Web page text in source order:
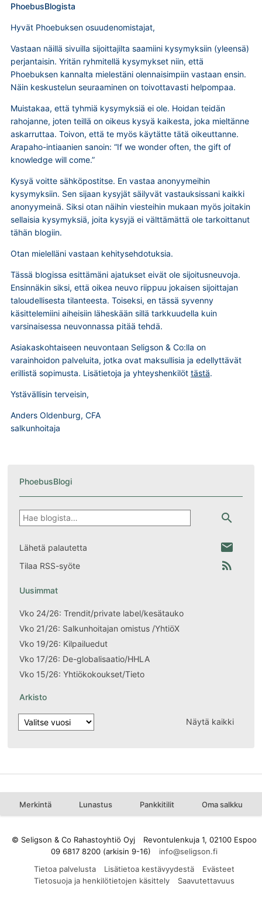
PhoebusBlogista
Hyvät Phoebuksen osuudenomistajat,
Vastaan näillä sivuilla sijoittajilta saamiini kysymyksiin (yleensä)
perjantaisin. Yritän ryhmitellä kysymykset niin, että
Phoebuksen kannalta mielestäni olennaisimpiin vastaan ensin.
Näin keskustelun seuraaminen on toivottavasti helpompaa.
Muistakaa, että tyhmiä kysymyksiä ei ole. Hoidan teidän
rahojanne, joten teillä on oikeus kysyä kaikesta, joka mieltänne
askarruttaa. Toivon, että te myös käytätte tätä oikeuttanne.
Arapaho-intiaanien sanoin: “If we wonder often, the gift of
knowledge will come.”
Kysyä voitte sähköpostitse. En vastaa anonyymeihin
kysymyksiin. Sen sijaan kysyjät säilyvät vastauksissani kaikki
anonyymeinä. Siksi otan näihin viesteihin mukaan myös joitakin
sellaisia kysymyksiä, joita kysyjä ei välttämättä ole tarkoittanut
tähän blogiin.
Otan mielelläni vastaan kehitysehdotuksia.
Tässä blogissa esittämäni ajatukset eivät ole sijoitusneuvoja.
Ensinnäkin siksi, että oikea neuvo riippuu jokaisen sijoittajan
taloudellisesta tilanteesta. Toiseksi, en tässä syvenny
käsittelemiini aiheisiin läheskään sillä tarkkuudella kuin
varsinaisessa neuvonnassa pitää tehdä.
Asiakaskohtaiseen neuvontaan Seligson & Co:lla on
varainhoidon palveluita, jotka ovat maksullisia ja edellyttävät
erillistä sopimusta. Lisätietoja ja yhteyshenkilöt tästä.
Ystävällisin terveisin,
Anders Oldenburg, CFA
salkunhoitaja
PhoebusBlogi
Hae
search
Lähetä palautetta email
Tilaa RSS-syöte rss_feed
Uusimmat
Vko 24/26: Trendit/private label/kesätauko
Vko 21/26: Salkunhoitajan omistus /YhtiöX
Vko 19/26: Kilpailuedut
Vko 17/26: De-globalisaatio/HHLA
Vko 15/26: Yhtiökokoukset/Tieto
Arkisto
Näytä kaikki
Merkintä Lunastus Pankkitilit Oma salkku
© Seligson & Co Rahastoyhtiö Oyj
Revontulenkuja 1, 02100 Espoo
09 6817 8200 (arkisin 9-16)
Tietoa palvelusta
Lisätietoa kestävyydestä
Evästeet
Tietosuoja ja henkilötietojen käsittely
Saavutettavuus